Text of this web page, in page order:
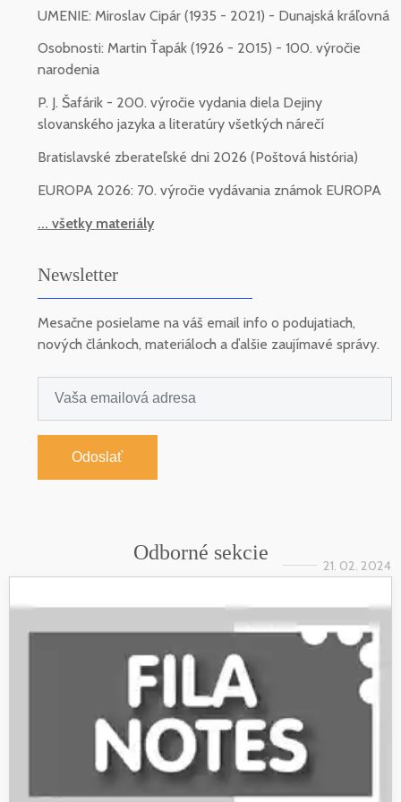
UMENIE: Miroslav Cipár (1935 - 2021) - Dunajská kráľovná
Osobnosti: Martin Ťapák (1926 - 2015) - 100. výročie
narodenia
P. J. Šafárik - 200. výročie vydania diela Dejiny
slovanského jazyka a literatúry všetkých nárečí
Bratislavské zberateľské dni 2026 (Poštová história)
EUROPA 2026: 70. výročie vydávania známok EUROPA
... všetky materiály
Newsletter
Mesačne posielame na váš email info o podujatiach,
nových článkoch, materiáloch a ďalšie zaujímavé správy.
Odoslať
Odborné sekcie
21. 02. 2024